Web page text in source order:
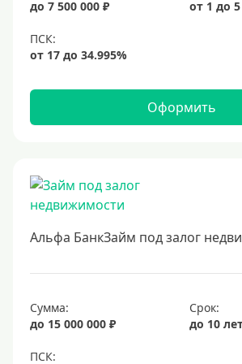
7%
9%
10%
12%
13%
14%
17%
18%
19%
до 7 500 000 ₽
от 1 до
Оформить
Альфа БанкЗайм под залог
Сумма:
до 15 000 000 ₽
Срок:
до 10